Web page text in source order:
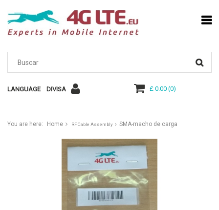
LANGUAGE DIVISA £ 0.00(0)
You are here: Home RF Cable Assembly SMA-macho de carga